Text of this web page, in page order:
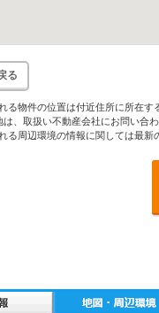
る
る物件の位置は付近住所に所在す
、取扱い不動産会社にお問い合わ
る周辺環境の情報に関しては最新